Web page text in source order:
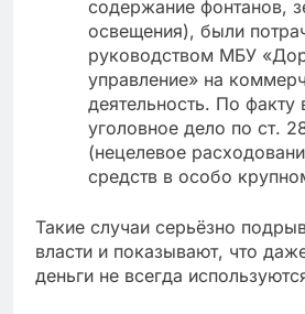
содержание фонтанов,
освещения), были
руководством МБУ
управление» на
деятельность. По факту
уголовное дело по ст.
(нецелевое
средств в особо
Такие случаи серьёзно
власти и показывают, что
деньги не всегда